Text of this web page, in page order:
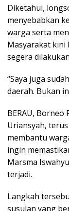
Diketahui,
menyebabkan
warga serta
Masyarakat kini
segera
“Saya juga
daerah. Bukan
BERAU, Borneo
Uriansyah,
membantu
ingin
Marsma
terjadi.
Langkah
susulan yang